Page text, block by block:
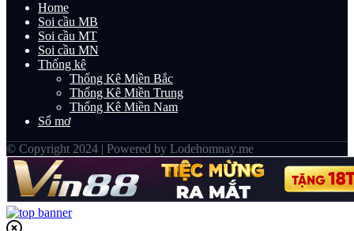
Home
Soi cầu MB
Soi cầu MT
Soi cầu MN
Thống kê
Thống Kê Miền Bắc
Thống Kê Miền Trung
Thống Kê Miền Nam
Sổ mơ
© Copyright 2024 | Powered by Lodehomnay.me